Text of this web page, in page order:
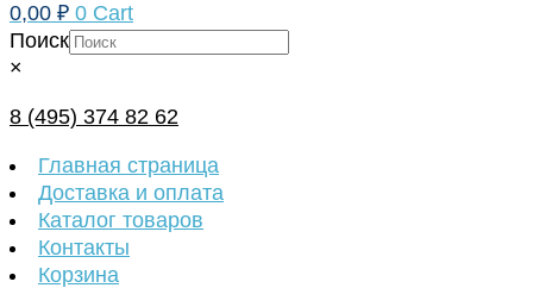
0,00 ₽ 0 Cart
Поиск
×
8 (495) 374 82 62
Главная страница
Доставка и оплата
Каталог товаров
Контакты
Корзина